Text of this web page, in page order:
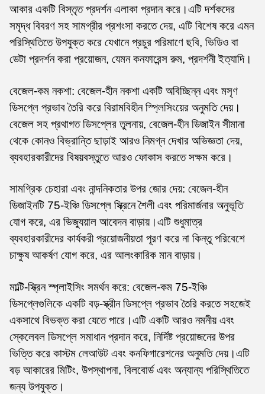
আকার একটি বিস্তৃত প্রদর্শন এলাকা প্রদান করে।এটি দর্শকদের
সমৃদ্ধ বিবরণ সহ সামগ্রীর প্রশংসা করতে দেয়, এটি বিশেষ করে এমন
পরিস্থিতিতে উপযুক্ত করে যেখানে প্রচুর পরিমাণে ছবি, ভিডিও বা
ডেটা প্রদর্শন করা প্রয়োজন, যেমন কনফারেন্স রুম, প্রদর্শনী ইত্যাদি।
বেজেল-কম নকশা: বেজেল-হীন নকশা একটি অবিচ্ছিন্ন এবং মসৃণ
ডিসপ্লে প্রভাব তৈরি করে বিরামবিহীন স্প্লিসিংয়ের অনুমতি দেয়।
বেজেল সহ প্রথাগত ডিসপ্লের তুলনায়, বেজেল-হীন ডিজাইন সীমানা
থেকে কোনও বিভ্রান্তি ছাড়াই আরও নিমগ্ন দেখার অভিজ্ঞতা দেয়,
ব্যবহারকারীদের বিষয়বস্তুতে আরও ফোকাস করতে সক্ষম করে।
সামগ্রিক চেহারা এবং নান্দনিকতার উপর জোর দেয়: বেজেল-হীন
ডিজাইনটি 75-ইঞ্চি ডিসপ্লে স্ক্রিনে শৈলী এবং পরিমার্জনার অনুভূতি
যোগ করে, এর ভিজ্যুয়াল আবেদন বাড়ায়।এটি শুধুমাত্র
ব্যবহারকারীদের কার্যকরী প্রয়োজনীয়তা পূরণ করে না কিন্তু পরিবেশে
চাক্ষুষ আকর্ষণ যোগ করে, এর আলংকারিক মান বাড়ায়।
মাল্টি-স্ক্রিন স্প্লাইসিং সমর্থন করে: বেজেল-কম 75-ইঞ্চি
ডিসপ্লেগুলিকে একটি বড়-স্ক্রীন ডিসপ্লে প্রভাব তৈরি করতে সহজেই
একসাথে বিভক্ত করা যেতে পারে।এটি একটি আরও নমনীয় এবং
স্কেলেবল ডিসপ্লে সমাধান প্রদান করে, নির্দিষ্ট প্রয়োজনের উপর
ভিত্তি করে কাস্টম লেআউট এবং কনফিগারেশনের অনুমতি দেয়।এটি
বড় আকারের মিটিং, উপস্থাপনা, বিলবোর্ড এবং অন্যান্য পরিস্থিতিতে
জন্য উপযুক্ত।